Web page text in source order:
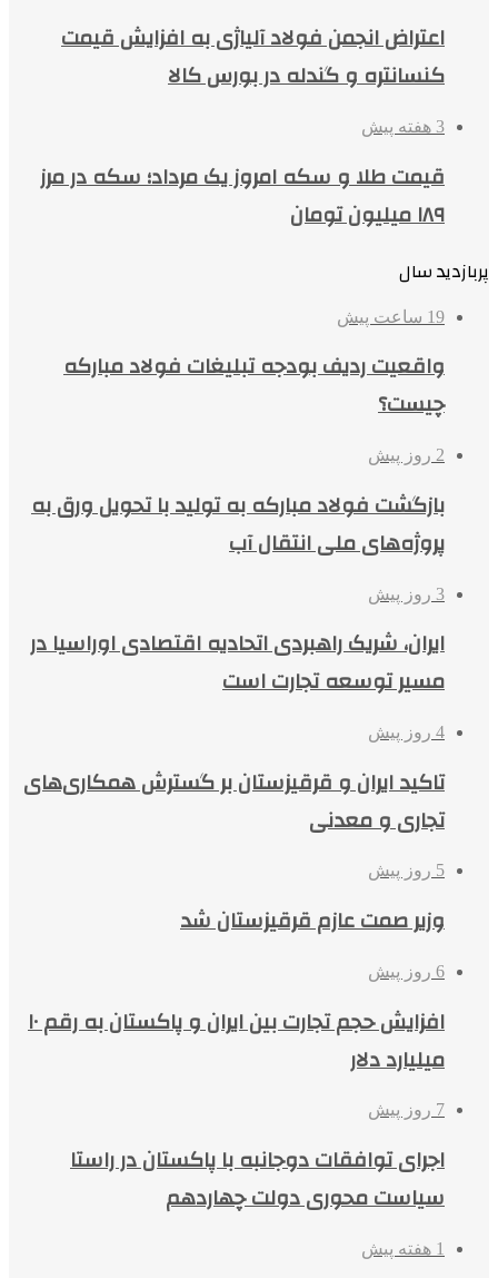
اعتراض انجمن فولاد آلیاژی به افزایش قیمت
کنسانتره و گندله در بورس کالا
3 هفته پیش
قیمت طلا و سکه امروز یک مرداد؛ سکه در مرز
۱۸۹ میلیون تومان
پربازدید سال
19 ساعت پیش
واقعیت ردیف بودجه تبلیغات فولاد مبارکه
چیست؟
2 روز پیش
بازگشت فولاد مبارکه به تولید با تحویل ورق به
پروژه‌های ملی انتقال آب
3 روز پیش
ایران، شریک راهبردی اتحادیه اقتصادی اوراسیا در
مسیر توسعه تجارت است
4 روز پیش
تاکید ایران و قرقیزستان بر گسترش همکاری‌های
تجاری و معدنی
5 روز پیش
وزیر صمت عازم قرقیزستان شد
6 روز پیش
افزایش حجم تجارت بین ایران و پاکستان به رقم ۱۰
میلیارد دلار
7 روز پیش
اجرای توافقات دوجانبه با پاکستان در راستا
سیاست محوری دولت چهاردهم
1 هفته پیش